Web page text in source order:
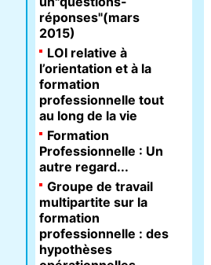
réponses"(mars
2015)
LOI relative à
l’orientation et à la
formation
professionnelle tout
au long de la vie
Formation
Professionnelle : Un
autre regard...
Groupe de travail
multipartite sur la
formation
professionnelle : des
hypothèses